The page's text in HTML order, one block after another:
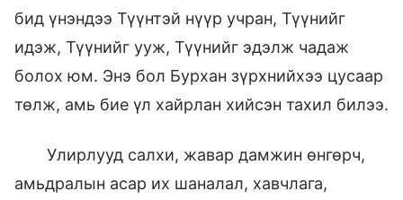
бид үнэндээ Түүнтэй нүүр учран, Түүнийг
идэж, Түүнийг ууж, Түүнийг эдэлж чадаж
болох юм. Энэ бол Бурхан зүрхнийхээ цусаар
төлж, амь бие үл хайрлан хийсэн тахил билээ.
Улирлууд салхи, жавар дамжин өнгөрч,
амьдралын асар их шаналал, хавчлага,